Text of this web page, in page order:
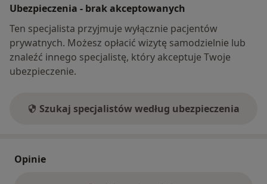
Ubezpieczenia - brak akceptowanych
Ten specjalista przyjmuje wyłącznie pacjentów
prywatnych. Możesz opłacić wizytę samodzielnie lub
znaleźć innego specjalistę, który akceptuje Twoje
ubezpieczenie.
Szukaj specjalistów według ubezpieczenia
Opinie